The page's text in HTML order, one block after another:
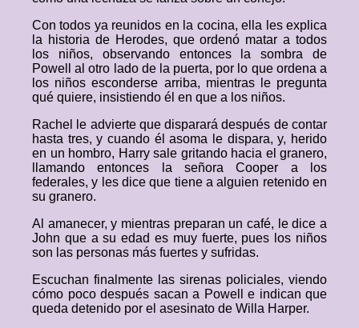
Con todos ya reunidos en la cocina, ella les explica
la historia de Herodes, que ordenó matar a todos
los niños, observando entonces la sombra de
Powell al otro lado de la puerta, por lo que ordena a
los niños esconderse arriba, mientras le pregunta
qué quiere, insistiendo él en que a los niños.
Rachel le advierte que disparará después de contar
hasta tres, y cuando él asoma le dispara, y, herido
en un hombro, Harry sale gritando hacia el granero,
llamando entonces la señora Cooper a los
federales, y les dice que tiene a alguien retenido en
su granero.
Al amanecer, y mientras preparan un café, le dice a
John que a su edad es muy fuerte, pues los niños
son las personas más fuertes y sufridas.
Escuchan finalmente las sirenas policiales, viendo
cómo poco después sacan a Powell e indican que
queda detenido por el asesinato de Willa Harper.